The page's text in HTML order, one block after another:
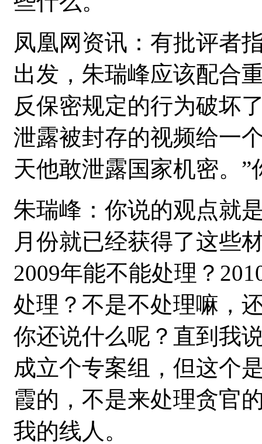
凤凰网资讯：有批评者
出发，朱瑞峰应该配合
反保密规定的行为破坏
泄露被封存的视频给一
天他敢泄露国家机密。”
朱瑞峰：你说的观点就
月份就已经获得了这些
2009年能不能处理？
处理？不是不处理嘛，
你还说什么呢？直到我
成立个专案组，但这个
霞的，不是来处理贪官
我的线人。